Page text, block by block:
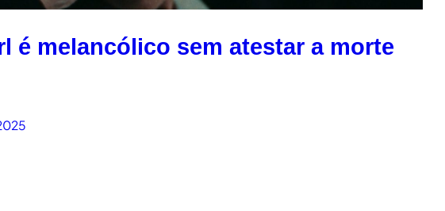
é melancólico sem atestar a morte